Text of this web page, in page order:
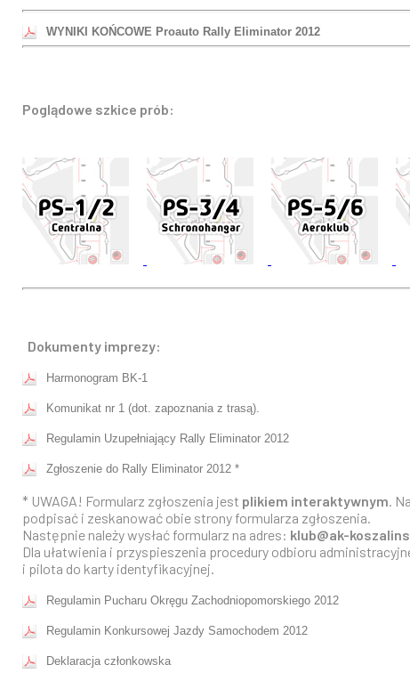
WYNIKI KOŃCOWE Proauto Rally Eliminator 2012
Poglądowe szkice prób:
Dokumenty imprezy:
Harmonogram BK-1
Komunikat nr 1 (dot. zapoznania z trasą).
Regulamin Uzupełniający Rally Eliminator 2012
Zgłoszenie do Rally Eliminator 2012 *
* UWAGA! Formularz zgłoszenia jest plikiem interaktywnym.
podpisać i zeskanować obie strony formularza zgłoszenia.
Następnie należy wysłać formularz na adres: klub@ak-
Dla ułatwienia i przyspieszenia procedury odbioru
i pilota do karty identyfikacyjnej.
Regulamin Pucharu Okręgu Zachodniopomorskiego 2012
Regulamin Konkursowej Jazdy Samochodem 2012
Deklaracja członkowska